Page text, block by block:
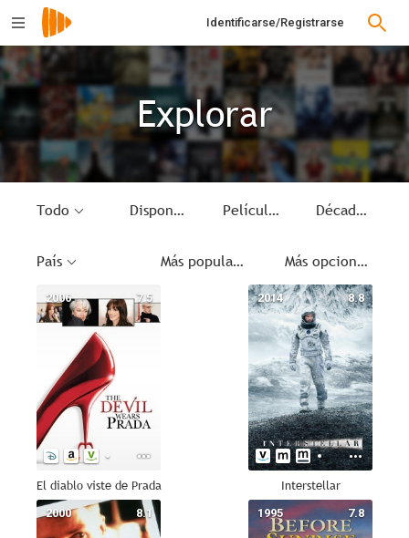
Identificarse/Registrarse
Explorar
Todo Disponible Película de culto Década
País Más populares Más opciones
7.5
2006
El diablo viste de Prada
8.8
2014
Interstellar
8.1
2000 7.8
1995